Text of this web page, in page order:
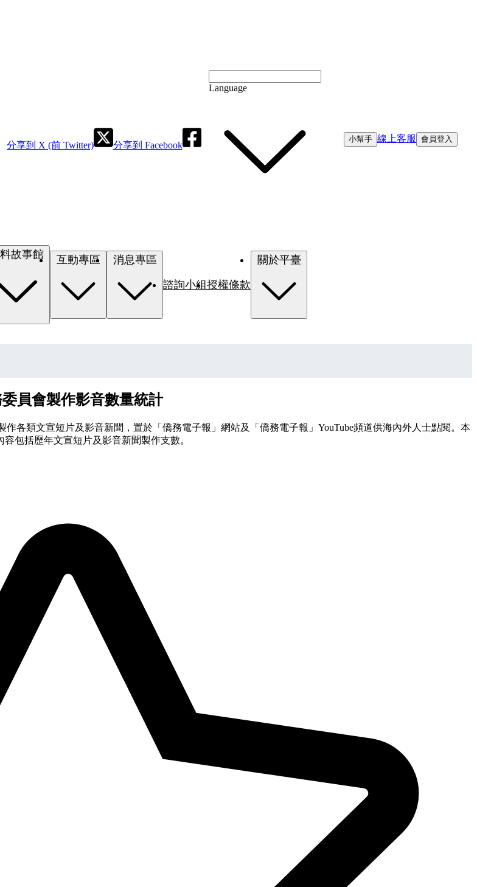
分享到 X (前 Twitter) 分享到 Facebook
Language
小幫手 線上客服 會員登入
資料故事館
諮詢小組授權條款
員會製作影音數量統計
各類文宣短片及影音新聞，置於「僑務電子報」網站及「僑務電子報」YouTube頻道供海內外人士點閱。本
容包括歷年文宣短片及影音新聞製作支數。